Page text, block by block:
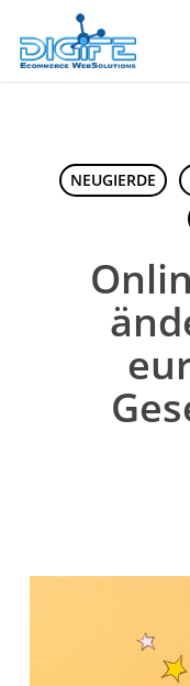
Hauptinhalt
springen
NEUGIERDE